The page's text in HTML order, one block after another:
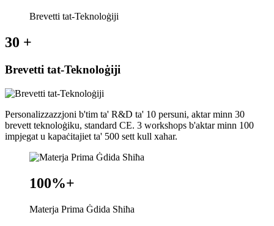
Brevetti tat-Teknoloġiji
30 +
Brevetti tat-Teknoloġiji
Personalizzazzjoni b'tim ta' R&D ta' 10 persuni, aktar minn 30
brevett teknoloġiku, standard CE. 3 workshops b'aktar minn 100
impjegat u kapaċitajiet ta' 500 sett kull xahar.
100%+
Materja Prima Ġdida Sħiħa